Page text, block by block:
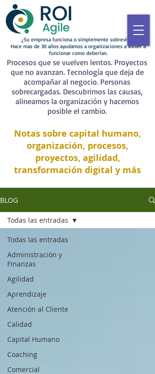
¿Su empresa funciona o simplemente sobrevive?
Hace mas de 30 años ayudamos a organizaciones a volver a
funcionar como deberían.
Procesos que se vuelven lentos. Proyectos
que no avanzan. Tecnología que deja de
acompañar al negocio. Personas
sobrecargadas. Descubrimos las causas,
alineamos la organización y hacemos
posible el cambio.
Notas sobre capital humano,
organización, procesos,
proyectos, agilidad,
transformación digital y más
BLOG
Todas las entradas
Administración y
Finanzas
Agilidad
Aprendizaje
Atención al Cliente
Calidad
Capital Humano
Coaching
Comercial
Todas las entradas